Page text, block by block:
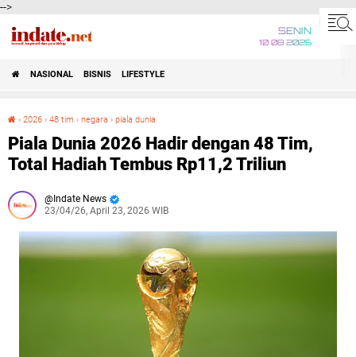
-->
SENIN
10 08 2026
NASIONAL BISNIS LIFESTYLE
› 2026 › 48 tim › negara › piala dunia
Piala Dunia 2026 Hadir dengan 48 Tim,
Total Hadiah Tembus Rp11,2 Triliun
Indate News
23/04/26, April 23, 2026 WIB